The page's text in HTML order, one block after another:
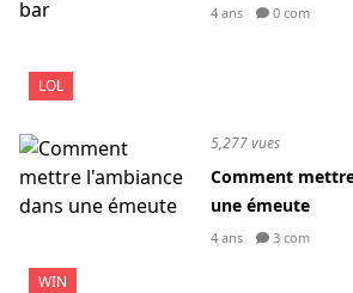
LOL
4 ans 0 com
WIN
5,277 vues
Comment
une émeute
4 ans 3 com